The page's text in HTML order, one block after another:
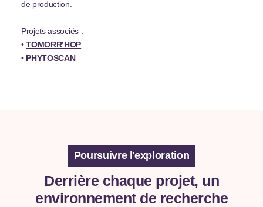
de production.
Projets associés :
•TOMORR’HOP
• PHYTOSCAN
Poursuivre l'exploration
Derrière chaque projet, un
environnement de recherche